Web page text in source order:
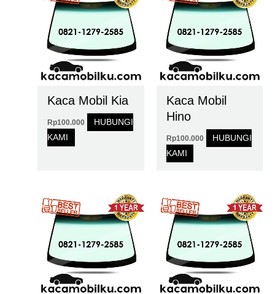
Kaca Mobil Kia
Rp100.000
HUBUNGI
KAMI
Kaca Mobil
Hino
Rp100.000
HUBUNGI
KAMI